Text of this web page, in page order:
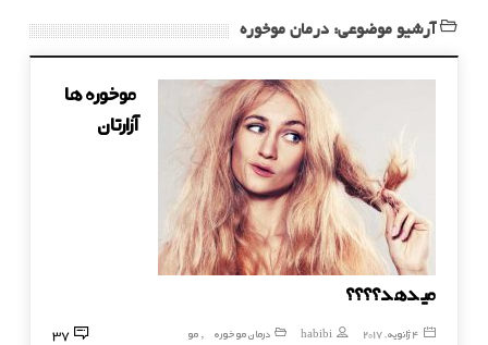
آرشیو موضوعی: درمان موخوره
موخوره ها
آزارتان
میدهد؟؟؟؟
4 ژانویه, 2017 habibi درمان موخوره , مو 37